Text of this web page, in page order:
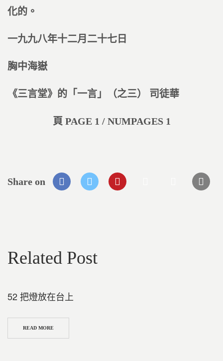
化的。
一九九八年十二月二十七日
胸中海嶽
《三言堂》的「一言」（之三） 司徒華
頁 PAGE 1 / NUMPAGES 1
Share on
Related Post
52 把燈放在台上
READ MORE